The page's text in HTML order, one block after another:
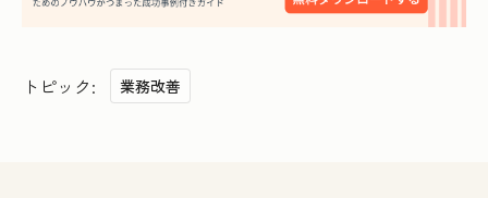
トピック: 業務改善